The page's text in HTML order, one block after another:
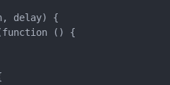
delay) {
() {